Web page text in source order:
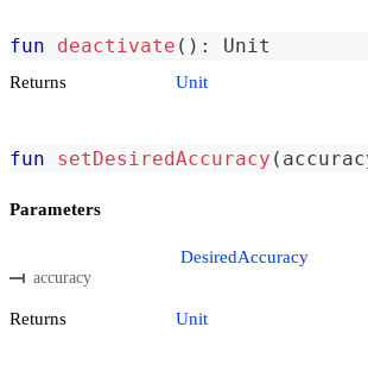
fun deactivate ( ) : Unit
Returns Unit
fun setDesiredAccuracy (
Parameters
accuracy
DesiredAccuracy
Returns Unit